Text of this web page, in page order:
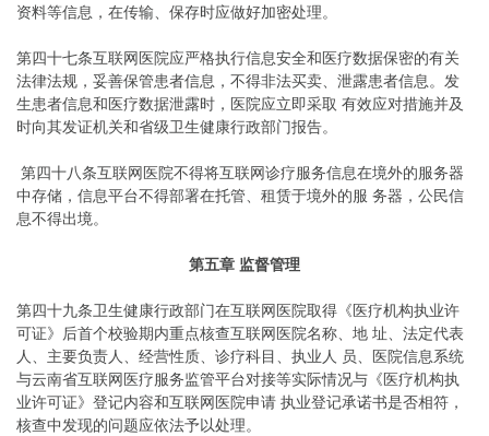
资料等信息，在传输、保存时应做好加密处理。
第四十七条互联网医院应严格执行信息安全和医疗数据保密的有关
法律法规，妥善保管患者信息，不得非法买卖、泄露患者信息。发
生患者信息和医疗数据泄露时，医院应立即采取 有效应对措施并及
时向其发证机关和省级卫生健康行政部门报告。
第四十八条互联网医院不得将互联网诊疗服务信息在境外的服务器
中存储，信息平台不得部署在托管、租赁于境外的服 务器，公民信
息不得出境。
第五章 监督管理
第四十九条卫生健康行政部门在互联网医院取得《医疗机构执业许
可证》后首个校验期内重点核查互联网医院名称、地 址、法定代表
人、主要负责人、经营性质、诊疗科目、执业人 员、医院信息系统
与云南省互联网医疗服务监管平台对接等实际情况与《医疗机构执
业许可证》登记内容和互联网医院申请 执业登记承诺书是否相符，
核查中发现的问题应依法予以处理。